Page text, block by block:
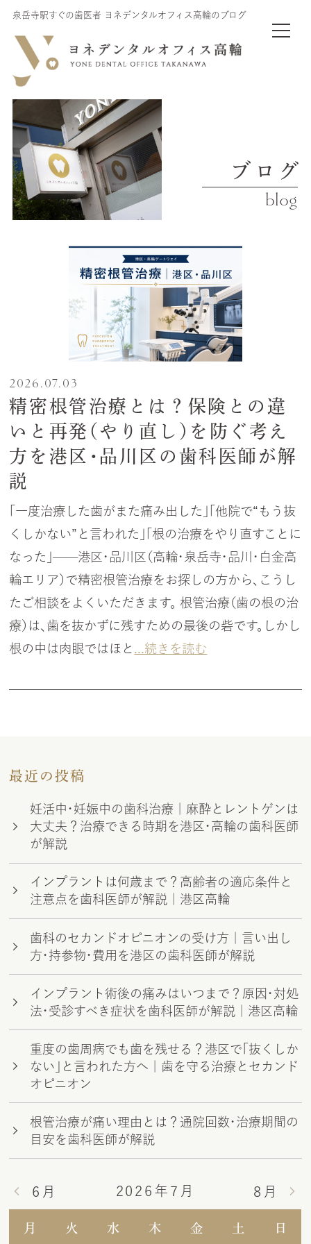
泉岳寺駅すぐの歯医者 ヨネデンタルオフィス高輪のブログ
ブログ
blog
2026.07.03
精密根管治療とは？保険との違
いと再発（やり直し）を防ぐ考え
方を港区・品川区の歯科医師が解
説
「一度治療した歯がまた痛み出した」「他院で“もう抜
くしかない”と言われた」「根の治療をやり直すことに
なった」——港区・品川区（高輪・泉岳寺・品川・白金高
輪エリア）で精密根管治療をお探しの方から、こうし
たご相談をよくいただきます。 根管治療（歯の根の治
療）は、歯を抜かずに残すための最後の砦です。しかし
根の中は肉眼ではほと
...続きを読む
最近の投稿
妊活中・妊娠中の歯科治療｜麻酔とレントゲンは
大丈夫？治療できる時期を港区・高輪の歯科医師
が解説
インプラントは何歳まで？高齢者の適応条件と
注意点を歯科医師が解説｜港区高輪
歯科のセカンドオピニオンの受け方｜言い出し
方・持参物・費用を港区の歯科医師が解説
インプラント術後の痛みはいつまで？原因・対処
法・受診すべき症状を歯科医師が解説｜港区高輪
重度の歯周病でも歯を残せる？港区で「抜くしか
ない」と言われた方へ｜歯を守る治療とセカンド
オピニオン
根管治療が痛い理由とは？通院回数・治療期間の
目安を歯科医師が解説
2026年7月
月 火 水 木 金 土 日
6月 8月